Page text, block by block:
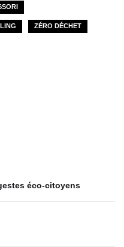
ZÉRO DÉCHET
éco-citoyens